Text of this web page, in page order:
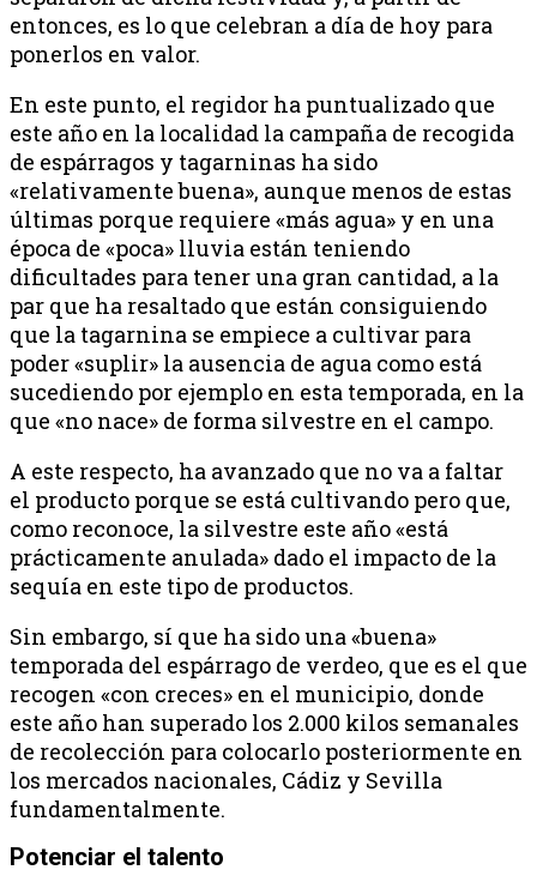
entonces, es lo que celebran a día de hoy para
ponerlos en valor.
En este punto, el regidor ha puntualizado que
este año en la localidad la campaña de recogida
de espárragos y tagarninas ha sido
«relativamente buena», aunque menos de estas
últimas porque requiere «más agua» y en una
época de «poca» lluvia están teniendo
dificultades para tener una gran cantidad, a la
par que ha resaltado que están consiguiendo
que la tagarnina se empiece a cultivar para
poder «suplir» la ausencia de agua como está
sucediendo por ejemplo en esta temporada, en la
que «no nace» de forma silvestre en el campo.
A este respecto, ha avanzado que no va a faltar
el producto porque se está cultivando pero que,
como reconoce, la silvestre este año «está
prácticamente anulada» dado el impacto de la
sequía en este tipo de productos.
Sin embargo, sí que ha sido una «buena»
temporada del espárrago de verdeo, que es el que
recogen «con creces» en el municipio, donde
este año han superado los 2.000 kilos semanales
de recolección para colocarlo posteriormente en
los mercados nacionales, Cádiz y Sevilla
fundamentalmente.
Potenciar el talento